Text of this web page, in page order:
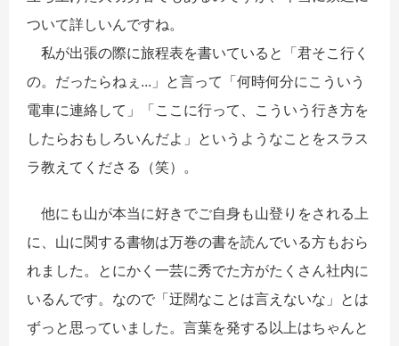
ついて詳しいんですね。
私が出張の際に旅程表を書いていると「君そこ行く
の。だったらねぇ...」と言って「何時何分にこういう
電車に連絡して」「ここに行って、こういう行き方を
したらおもしろいんだよ」というようなことをスラス
ラ教えてくださる（笑）。
他にも山が本当に好きでご自身も山登りをされる上
に、山に関する書物は万巻の書を読んでいる方もおら
れました。とにかく一芸に秀でた方がたくさん社内に
いるんです。なので「迂闊なことは言えないな」とは
ずっと思っていました。言葉を発する以上はちゃんと